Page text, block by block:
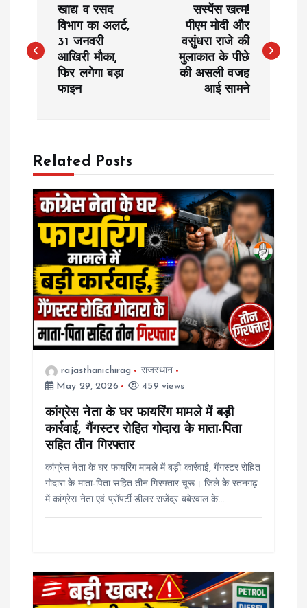
s
a
v
g
a
खाद्य व रसद
विभाग का अलर्ट,
31 जनवरी
आखिरी मौका,
फिर लगेगा बड़ा
फाइन
सस्पेंस खत्म!
पीएम मोदी और
वसुंधरा राजे की
मुलाकात के पीछे
की असली वजह
आई सामने
Related Posts
rajasthanichirag
राजस्थान
May 29, 2026
459 views
कांग्रेस नेता के घर फायरिंग मामले में बड़ी
कार्रवाई, गैंगस्टर रोहित गोदारा के माता-पिता
सहित तीन गिरफ्तार
कांग्रेस नेता के घर फायरिंग मामले में बड़ी कार्रवाई, गैंगस्टर रोहित
गोदारा के माता-पिता सहित तीन गिरफ्तार चूरू। जिले के रतनगढ़
में कांग्रेस नेता एवं प्रॉपर्टी डीलर राजेंद्र बबेरवाल के…